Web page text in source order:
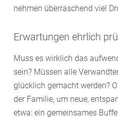
nehmen überraschend viel
Erwartungen ehrlich
Muss es wirklich das
sein? Müssen alle
glücklich gemacht werden?
der Familie, um neue,
etwa: ein gemeinsames